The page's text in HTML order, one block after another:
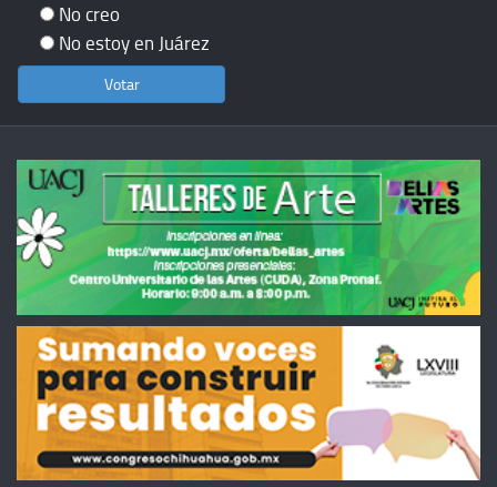
No creo
No estoy en Juárez